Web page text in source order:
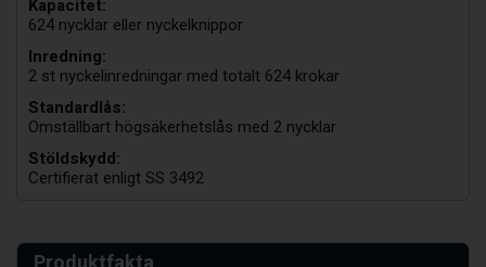
Kapacitet:
624 nycklar eller nyckelknippor
Inredning:
2 st nyckelinredningar med totalt 624 krokar
Standardlås:
Omställbart högsäkerhetslås med 2 nycklar
Stöldskydd:
Certifierat enligt SS 3492